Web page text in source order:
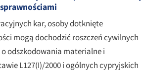
kar, osoby dotknięte
mogą dochodzić roszczeń cywilnych
odszkodowania materialne i
L127(I)/2000 i ogólnych cypryjskich